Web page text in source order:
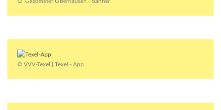
© VVV-Texel | Texel - App